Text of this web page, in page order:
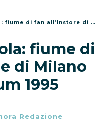
all’Instore di Milano per l’album 1995
fiume di
di Milano
1995
Redazione